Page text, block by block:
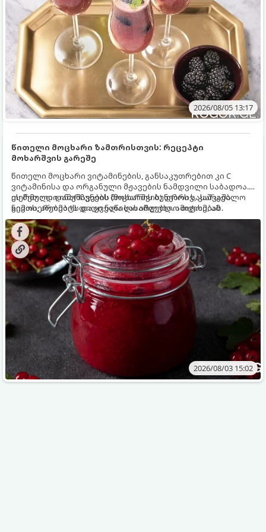
2026/08/05 13:17
წითელი მოცხარი ზამთრისთვის: რეცეპტი
მოხარშვის გარეშე
წითელი მოცხარი ვიტამინების, განსაკუთრებით კი C
ვიტამინისა და ორგანული მჟავების ნამდვილი საბადოა.
თერმული დამუშავების (მოხარშვის) დროს სასარგებლო
ნივთიერებების დიდი ნაწილი იშლება. ამიტომ, ამ
კენკრის ზამთრისთვის შესანახად საუკეთესო გზა
„ცოცხალი ჯემის“ მომზადებაა - მოხარშვის გარეშე.
ეს მეთოდი ინარჩუნებს მოცხარის ბუნებრივ, კაშკაშა
გემოს, არომატს და ყველა სასარგებლო თვისებას.
2026/08/03 15:02